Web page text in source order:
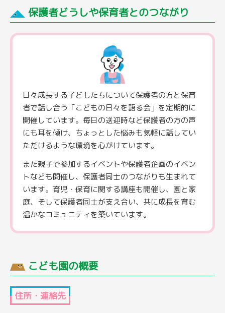
保護者どうしや保育者とのつながり
日々成長する子どもたちについて保護者の方と保育
者で話し合う「こどもの日々を語る会」を定期的に
開催しています。毎日の送迎時など保護者の方の声
にも耳を傾け、ちょっとした悩みも気軽に話してい
ただけるような環境を心がけています。
また親子で参加するイベントや保護者企画のイベン
トなども開催し、保護者同士のつながりも生まれて
います。育児・保育に関する講座も開催し、園と家
庭、そして保護者同士が支え合い、共に成長を育む
温かなコミュニティを築いています。
こども園の概要
住所・連絡先